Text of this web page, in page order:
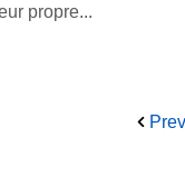
propre...
Prev